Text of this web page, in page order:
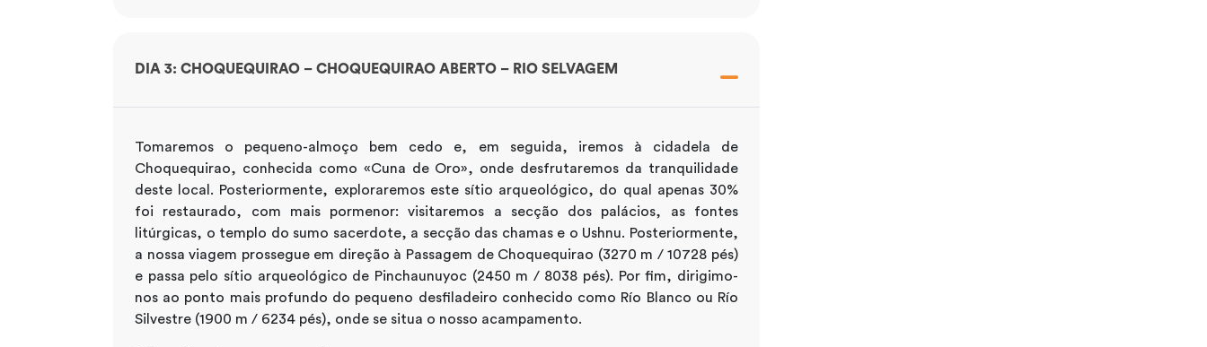
DIA 3: CHOQUEQUIRAO – CHOQUEQUIRAO ABERTO – RIO SELVAGEM
Tomaremos o pequeno-almoço bem cedo e, em seguida, iremos à cidadela de
Choquequirao, conhecida como «Cuna de Oro», onde desfrutaremos da tranquilidade
deste local. Posteriormente, exploraremos este sítio arqueológico, do qual apenas 30%
foi restaurado, com mais pormenor: visitaremos a secção dos palácios, as fontes
litúrgicas, o templo do sumo sacerdote, a secção das chamas e o Ushnu. Posteriormente,
a nossa viagem prossegue em direção à Passagem de Choquequirao (3270 m / 10728 pés)
e passa pelo sítio arqueológico de Pinchaunuyoc (2450 m / 8038 pés). Por fim, dirigimo-
nos ao ponto mais profundo do pequeno desfiladeiro conhecido como Río Blanco ou Río
Silvestre (1900 m / 6234 pés), onde se situa o nosso acampamento.